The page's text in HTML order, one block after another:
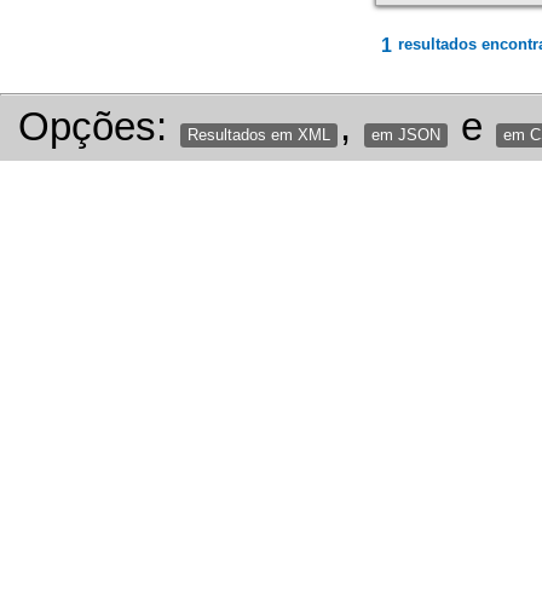
1 resultados
Opções: Resultados em XML , em JSON e em